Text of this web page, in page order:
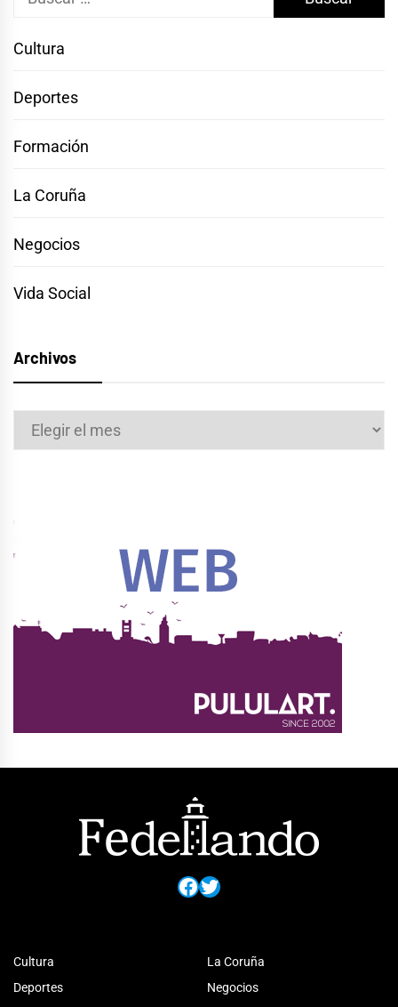
Cultura
Deportes
Formación
La Coruña
Negocios
Vida Social
Archivos
Archivos
Facebook
Twitter
Cultura
Deportes
La Coruña
Negocios